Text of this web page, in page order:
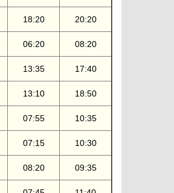
18:20 20:20
06:20 08:20
13:35 17:40
13:10 18:50
07:55 10:35
07:15 10:30
08:20 09:35